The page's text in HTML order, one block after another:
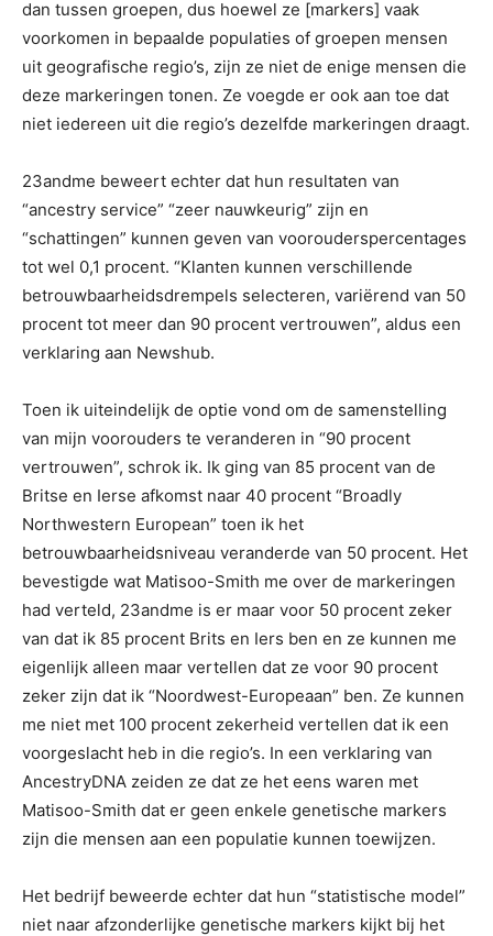
dan tussen groepen, dus hoewel ze [markers] vaak
voorkomen in bepaalde populaties of groepen mensen
uit geografische regio’s, zijn ze niet de enige mensen die
deze markeringen tonen. Ze voegde er ook aan toe dat
niet iedereen uit die regio’s dezelfde markeringen draagt.
23andme beweert echter dat hun resultaten van
“ancestry service” “zeer nauwkeurig” zijn en
“schattingen” kunnen geven van voorouderspercentages
tot wel 0,1 procent. “Klanten kunnen verschillende
betrouwbaarheidsdrempels selecteren, variërend van 50
procent tot meer dan 90 procent vertrouwen”, aldus een
verklaring aan Newshub.
Toen ik uiteindelijk de optie vond om de samenstelling
van mijn voorouders te veranderen in “90 procent
vertrouwen”, schrok ik. Ik ging van 85 procent van de
Britse en Ierse afkomst naar 40 procent “Broadly
Northwestern European” toen ik het
betrouwbaarheidsniveau veranderde van 50 procent. Het
bevestigde wat Matisoo-Smith me over de markeringen
had verteld, 23andme is er maar voor 50 procent zeker
van dat ik 85 procent Brits en Iers ben en ze kunnen me
eigenlijk alleen maar vertellen dat ze voor 90 procent
zeker zijn dat ik “Noordwest-Europeaan” ben. Ze kunnen
me niet met 100 procent zekerheid vertellen dat ik een
voorgeslacht heb in die regio’s. In een verklaring van
AncestryDNA zeiden ze dat ze het eens waren met
Matisoo-Smith dat er geen enkele genetische markers
zijn die mensen aan een populatie kunnen toewijzen.
Het bedrijf beweerde echter dat hun “statistische model”
niet naar afzonderlijke genetische markers kijkt bij het